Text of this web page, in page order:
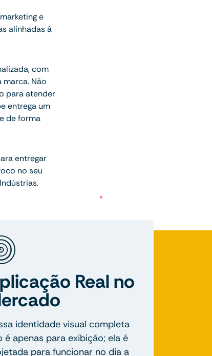
e
alinhadas à
com
Não
para atender
entrega um
de forma
entregar
no seu
Real no
identidade visual completa
é apenas para exibição; ela é
para funcionar no dia a